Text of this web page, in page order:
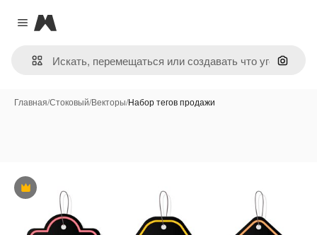
Close menu
Magnific
Поиск
Главная/Стоковый/Векторы/Набор тегов продажи
Премиум